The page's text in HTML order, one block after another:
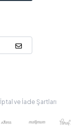
İptal ve İade Şartları